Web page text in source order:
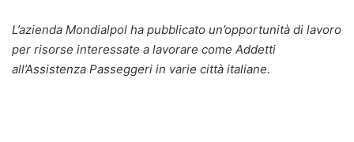
L’azienda Mondialpol ha pubblicato un’opportunità di lavoro
per risorse interessate a lavorare come Addetti
all’Assistenza Passeggeri in varie città italiane.